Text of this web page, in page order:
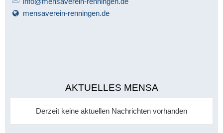
mensaverein-renningen.de
AKTUELLES MENSA
Derzeit keine aktuellen Nachrichten vorhanden